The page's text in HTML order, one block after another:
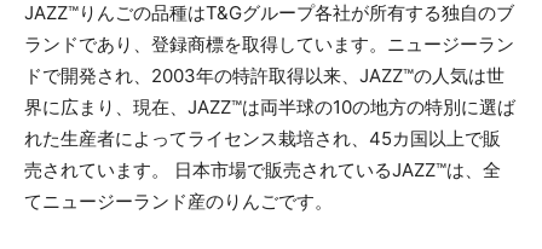
JAZZ™りんごの品種はT&Gグループ各社が所有する独自のブ
ランドであり、登録商標を取得しています。ニュージーラン
ドで開発され、2003年の特許取得以来、JAZZ™の人気は世
界に広まり、現在、JAZZ™は両半球の10の地方の特別に選ば
れた生産者によってライセンス栽培され、45カ国以上で販
売されています。 日本市場で販売されているJAZZ™は、全
てニュージーランド産のりんごです。